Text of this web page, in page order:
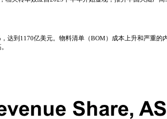
达到1170亿美元。物料清单（BOM）成本上升和严重的